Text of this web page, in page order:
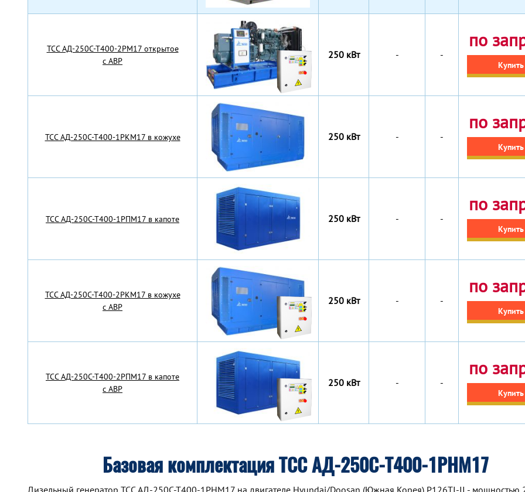
TCC АД-250С-Т400-2РМ17 открытое
с АВР
250 кВт - -
по
Купить
TCC АД-250С-Т400-1РКМ17 в кожухе 250 кВт - -
по
Купить
TCC АД-250С-Т400-1РПМ17 в капоте 250 кВт - -
по
Купить
TCC АД-250С-Т400-2РКМ17 в кожухе
с АВР
250 кВт - -
по
Купить
TCC АД-250С-Т400-2РПМ17 в капоте
с АВР
250 кВт - -
по
Купить
Базовая комплектация ТСС АД-250С-Т400-1РНМ17
Дизельный генератор TCC АД-250С-Т400-1РНМ17 на двигателе Hyundai/Doosan (Южная Корея) P126TI-II - мощностью